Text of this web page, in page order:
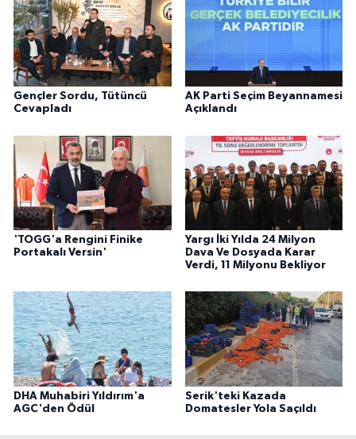
Gençler Sordu, Tütüncü
Cevapladı
AK Parti Seçim Beyannamesi
Açıklandı
'TOGG'a Rengini Finike
Portakalı Versin'
Yargı İki Yılda 24 Milyon
Dava Ve Dosyada Karar
Verdi, 11 Milyonu Bekliyor
DHA Muhabiri Yıldırım'a
AGC'den Ödül
Serik'teki Kazada
Domatesler Yola Saçıldı